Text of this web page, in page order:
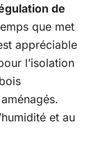
de
que met
appréciable
l’isolation
et au